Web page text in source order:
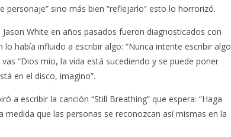
personaje” sino más bien “reflejarlo” esto lo horrorizó.
White en años pasados fueron diagnosticados con
había influido a escribir algo: “Nunca intente escribir algo
“Dios mío, la vida está sucediendo y se puede poner
en el disco, imagino”.
a escribir la canción “Still Breathing” que espera: “Haga
que las personas se reconozcan así mismas en la